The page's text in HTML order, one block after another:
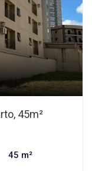
45m²
45 m²